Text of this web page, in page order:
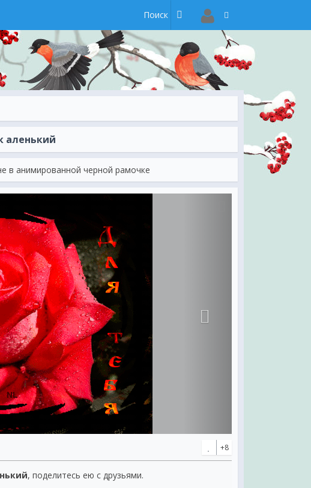
аленький
в анимированной черной рамочке
+8
, поделитесь ею с друзьями.